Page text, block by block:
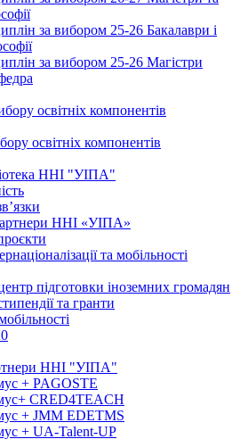
за вибором 25-26 Бакалаври і
за вибором 25-26 Магістри
освітніх компонентів
освітніх компонентів
ННІ "УІПА"
ННІ «УІПА»
та мобільності
підготовки іноземних громадян
та гранти
ННІ "УІПА"
+ PAGOSTE
CRED4TEACH
+ JMM EDETMS
+ UA-Talent-UP